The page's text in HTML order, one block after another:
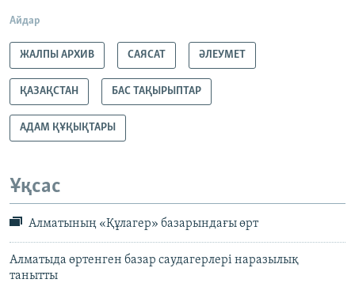
Айдар
ЖАЛПЫ АРХИВ САЯСАТ ӘЛЕУМЕТ
ҚАЗАҚСТАН БАС ТАҚЫРЫПТАР
АДАМ ҚҰҚЫҚТАРЫ
Ұқсас
Алматының «Құлагер» базарындағы өрт
Алматыда өртенген базар саудагерлері наразылық
танытты